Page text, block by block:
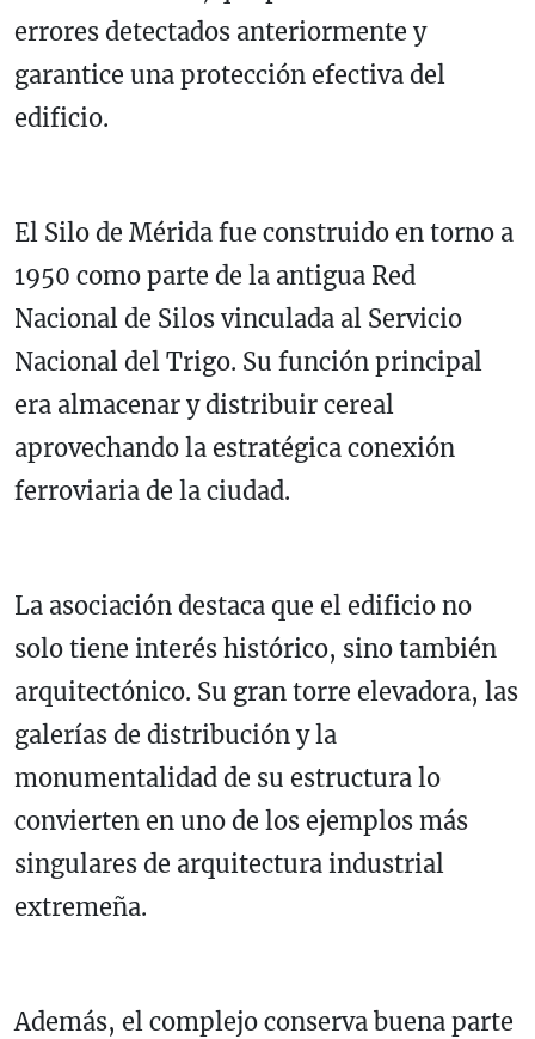
errores detectados anteriormente y
garantice una protección efectiva del
edificio.
El Silo de Mérida fue construido en torno a
1950 como parte de la antigua Red
Nacional de Silos vinculada al Servicio
Nacional del Trigo. Su función principal
era almacenar y distribuir cereal
aprovechando la estratégica conexión
ferroviaria de la ciudad.
La asociación destaca que el edificio no
solo tiene interés histórico, sino también
arquitectónico. Su gran torre elevadora, las
galerías de distribución y la
monumentalidad de su estructura lo
convierten en uno de los ejemplos más
singulares de arquitectura industrial
extremeña.
Además, el complejo conserva buena parte